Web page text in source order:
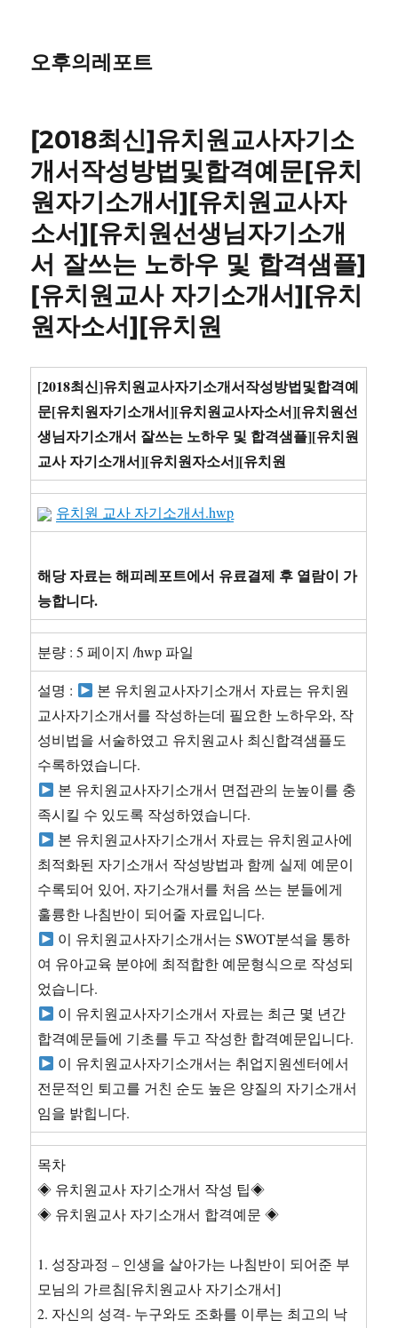
오후의레포트
[2018최신]유치원교사자기소
개서작성방법및합격예문[유치
원자기소개서][유치원교사자
소서][유치원선생님자기소개
서 잘쓰는 노하우 및 합격샘플]
[유치원교사 자기소개서][유치
원자소서][유치원
[2018최신]유치원교사자기소개서작성방법및합격예
문[유치원자기소개서][유치원교사자소서][유치원선
생님자기소개서 잘쓰는 노하우 및 합격샘플][유치원
교사 자기소개서][유치원자소서][유치원
유치원 교사 자기소개서.hwp
해당 자료는 해피레포트에서 유료결제 후 열람이 가
능합니다.
분량 : 5 페이지 /hwp 파일
설명 :
본 유치원교사자기소개서 자료는 유치원
교사자기소개서를 작성하는데 필요한 노하우와, 작
성비법을 서술하였고 유치원교사 최신합격샘플도
수록하였습니다.
본 유치원교사자기소개서 면접관의 눈높이를 충
족시킬 수 있도록 작성하였습니다.
본 유치원교사자기소개서 자료는 유치원교사에
최적화된 자기소개서 작성방법과 함께 실제 예문이
수록되어 있어, 자기소개서를 처음 쓰는 분들에게
훌륭한 나침반이 되어줄 자료입니다.
이 유치원교사자기소개서는 SWOT분석을 통하
여 유아교육 분야에 최적합한 예문형식으로 작성되
었습니다.
이 유치원교사자기소개서 자료는 최근 몇 년간
합격예문들에 기초를 두고 작성한 합격예문입니다.
이 유치원교사자기소개서는 취업지원센터에서
전문적인 퇴고를 거친 순도 높은 양질의 자기소개서
임을 밝힙니다.
목차
◈ 유치원교사 자기소개서 작성 팁◈
◈ 유치원교사 자기소개서 합격예문 ◈
1. 성장과정 – 인생을 살아가는 나침반이 되어준 부
모님의 가르침[유치원교사 자기소개서]
2. 자신의 성격- 누구와도 조화를 이루는 최고의 낙